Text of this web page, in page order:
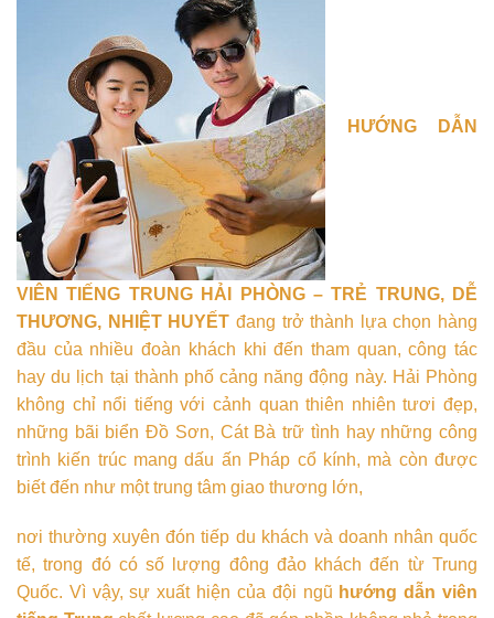
HƯỚNG DẪN
VIÊN TIẾNG TRUNG HẢI PHÒNG – TRẺ TRUNG, DỄ
THƯƠNG, NHIỆT HUYẾT đang trở thành lựa chọn hàng
đầu của nhiều đoàn khách khi đến tham quan, công tác
hay du lịch tại thành phố cảng năng động này. Hải Phòng
không chỉ nổi tiếng với cảnh quan thiên nhiên tươi đẹp,
những bãi biển Đồ Sơn, Cát Bà trữ tình hay những công
trình kiến trúc mang dấu ấn Pháp cổ kính, mà còn được
biết đến như một trung tâm giao thương lớn,
nơi thường xuyên đón tiếp du khách và doanh nhân quốc
tế, trong đó có số lượng đông đảo khách đến từ Trung
Quốc. Vì vậy, sự xuất hiện của đội ngũ hướng dẫn viên